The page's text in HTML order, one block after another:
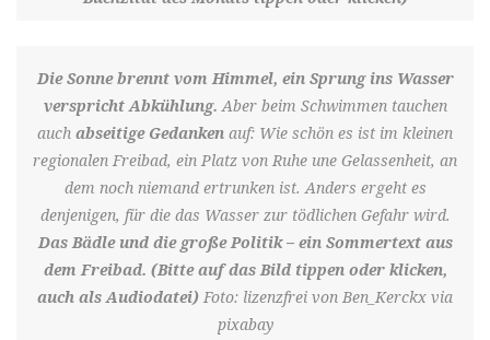
Die Sonne brennt vom Himmel, ein Sprung ins Wasser
verspricht Abkühlung. Aber beim Schwimmen tauchen
auch abseitige Gedanken auf: Wie schön es ist im kleinen
regionalen Freibad, ein Platz von Ruhe une Gelassenheit, an
dem noch niemand ertrunken ist. Anders ergeht es
denjenigen, für die das Wasser zur tödlichen Gefahr wird.
Das Bädle und die große Politik – ein Sommertext aus
dem Freibad. (Bitte auf das Bild tippen oder klicken,
auch als Audiodatei) Foto: lizenzfrei von Ben_Kerckx via
pixabay